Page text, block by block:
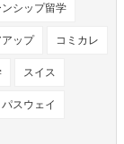
シップ留学
ップ コミカレ
スイス
パスウェイ